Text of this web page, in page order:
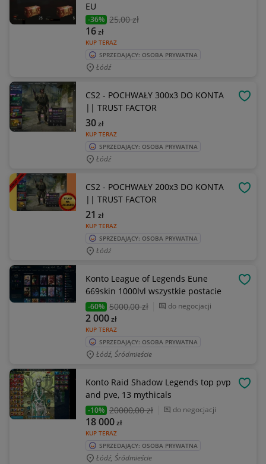
EU
-36% 25,00 zł
KUP TERAZ
16zł
SPRZEDAJĄCY: OSOBA PRYWATNA
Łódź
CS2 - POCHWAŁY 300x3 DO KONTA
|| TRUST FACTOR
KUP TERAZ
30zł
SPRZEDAJĄCY: OSOBA PRYWATNA
Łódź
CS2 - POCHWAŁY 200x3 DO KONTA
|| TRUST FACTOR
KUP TERAZ
21 zł
SPRZEDAJĄCY: OSOBA PRYWATNA
Łódź
Konto League of Legends Eune
669skin 1000lvl wszystkie postacie
-60% 5000,00 zł do negocjacji
KUP TERAZ
2 000zł
SPRZEDAJĄCY: OSOBA PRYWATNA
Łódź, Śródmieście
Konto Raid Shadow Legends top pvp
and pve, 13 mythicals
-10% 20000,00 zł do negocjacji
KUP TERAZ
18 000zł
SPRZEDAJĄCY: OSOBA PRYWATNA
Łódź, Śródmieście